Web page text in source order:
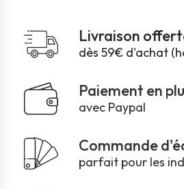
Livraison
dès 59€ d'achat
Paiement en
avec Paypal
Commande
parfait pour les